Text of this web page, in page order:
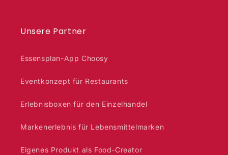
Unsere Partner
Essensplan-App Choosy
Eventkonzept für Restaurants
Erlebnisboxen für den Einzelhandel
Markenerlebnis für Lebensmittelmarken
Eigenes Produkt als Food-Creator